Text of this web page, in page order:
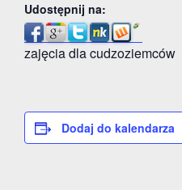
Udostępnij na:
zajęcia dla cudzoziemców
Dodaj do kalendarza